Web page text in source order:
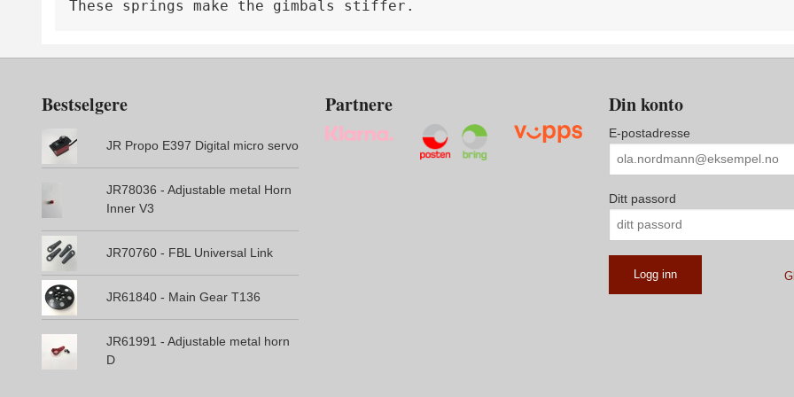
These springs make the gimbals stiffer.
Bestselgere
JR Propo E397 Digital micro servo
JR78036 - Adjustable metal Horn
Inner V3
JR70760 - FBL Universal Link
JR61840 - Main Gear T136
JR61991 - Adjustable metal horn
D
Partnere Din konto
E-postadresse
Ditt passord